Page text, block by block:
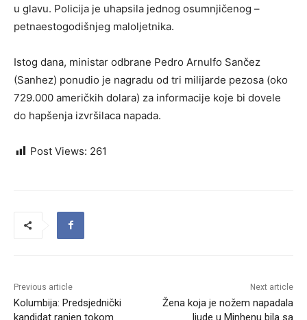
u glavu. Policija je uhapsila jednog osumnjičenog –
petnaestogodišnjeg maloljetnika.
Istog dana, ministar odbrane Pedro Arnulfo Sančez
(Sanhez) ponudio je nagradu od tri milijarde pezosa (oko
729.000 američkih dolara) za informacije koje bi dovele
do hapšenja izvršilaca napada.
Post Views: 261
Previous article
Kolumbija: Predsjednički
kandidat ranjen tokom
Next article
Žena koja je nožem napadala
ljude u Minhenu bila sa